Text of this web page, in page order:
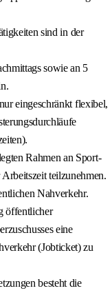
sind in der
sowie an 5
eingeschränkt flexibel,
Rahmen an Sport-
teilzunehmen.
Nahverkehr.
öffentlicher
eine
(Jobticket) zu
besteht die